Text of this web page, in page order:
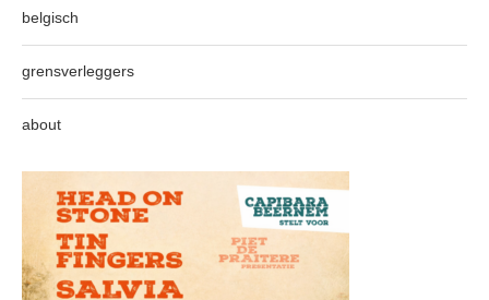
belgisch
grensverleggers
about